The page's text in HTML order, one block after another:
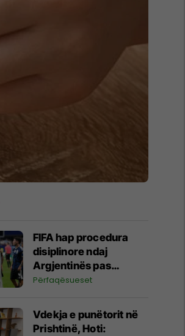
FIFA hap procedura
disiplinore ndaj
Argjentinës pas
incidentit në Kupën e
Përfaqësueset
Vdekja e punëtorit në
Prishtinë, Hoti: